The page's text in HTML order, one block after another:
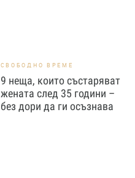
СВОБОДНО ВРЕМЕ
9 неща, които състаряват
жената след 35 години –
без дори да ги осъзнава